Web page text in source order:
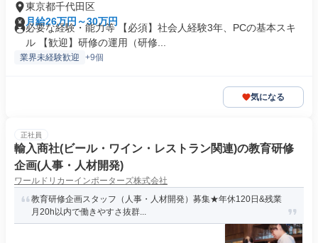
東京都千代田区
月給26万円～30万円
必要な経験・能力等 【必須】社会人経験3年、PCの基本スキ
ル 【歓迎】研修の運用（研修...
業界未経験歓迎 +9個
気になる
正社員
輸入商社(ビール・ワイン・レストラン関連)の教育研修
企画(人事・人材開発)
ワールドリカーインポーターズ株式会社
教育研修企画スタッフ（人事・人材開発）募集★年休120日&残業
月20h以内で働きやすさ抜群...